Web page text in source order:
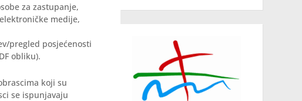
za zastupanje,
medije,
pregled posjećenosti
obliku).
koji su
se ispunjavaju